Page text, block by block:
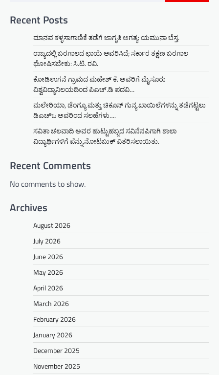
Recent Posts
ಮಾನವ ಕಳ್ಳಸಾಗಾಣಿಕೆ ತಡೆಗೆ ಜಾಗೃತಿ ಅಗತ್ಯ: ಯಮುನಾ ಬೆಸ್ತ.
ರಾಜ್ಯದಲ್ಲಿ ಬರಗಾಲದ ಛಾಯೆ ಆವರಿಸಿದೆ; ಸರ್ಕಾರ ತಕ್ಷಣ ಬರಗಾಲ
ಘೋಷಿಸಬೇಕು: ಸಿ.ಟಿ. ರವಿ.
ಕೋಡಿಉಗನೆ ಗ್ರಾಮದ ಮಹೇಶ್ ಕೆ. ಅವರಿಗೆ ಮೈಸೂರು
ವಿಶ್ವವಿದ್ಯಾನಿಲಯದಿಂದ ಪಿಎಚ್.ಡಿ ಪದವಿ…
ಮಲೇರಿಯಾ, ಡೆಂಗ್ಯೂ ಮತ್ತು ಚಿಕೂನ್ ಗುನ್ಯ ಖಾಯಿಲೆಗಳನ್ನು ತಡೆಗಟ್ಟಲು
ಡಿಎಚ್‌ಒ ಅವರಿಂದ ಸಲಹೆಗಳು….
ಸವಿತಾ ಚಲವಾದಿ ಅವರ ಹುಟ್ಟುಹಬ್ಬದ ಸವಿನೆನಪಿಗಾಗಿ ಶಾಲಾ
ವಿದ್ಯಾರ್ಥಿಗಳಿಗೆ ಪೆನ್ನು,ನೋಟಬುಕ್ ವಿತರಿಸಲಾಯಿತು.
Recent Comments
No comments to show.
Archives
August 2026
July 2026
June 2026
May 2026
April 2026
March 2026
February 2026
January 2026
December 2025
November 2025